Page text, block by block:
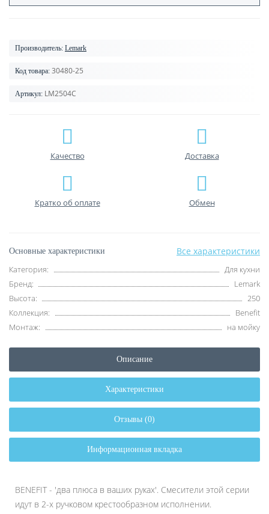
Производитель: Lemark
Код товара: 30480-25
Артикул: LM2504C
Качество Доставка
Кратко об оплате Обмен
Основные характеристики Все характеристики
Категория:
Для кухни
Бренд:
Lemark
Высота:
250
Коллекция:
Benefit
Монтаж:
на мойку
Описание
Характеристики
Отзывы (0)
Информационная вкладка
BENEFIT - 'два плюса в ваших руках'. Смесители этой серии
идут в 2-х ручковом крестообразном исполнении.